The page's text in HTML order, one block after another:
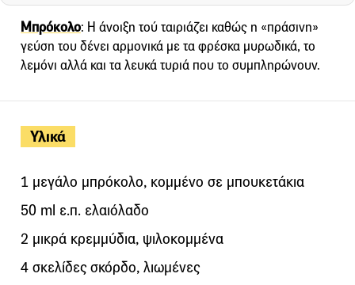
Υλικά
1 μεγάλο μπρόκολο, κομμένο σε μπουκετάκια
50 ml ε.π. ελαιόλαδο
2 μικρά κρεμμύδια, ψιλοκομμένα
4 σκελίδες σκόρδο, λιωμένες
Μπρόκολο: Η άνοιξη τού ταιριάζει καθώς η «πράσινη»
γεύση του δένει αρμονικά με τα φρέσκα μυρωδικά, το
λεμόνι αλλά και τα λευκά τυριά που το συμπληρώνουν.